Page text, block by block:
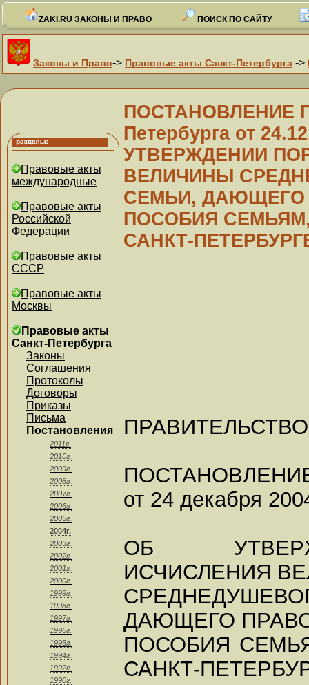
ZAKI.RU ЗАКОНЫ И ПРАВО ПОИСК ПО САЙТУ
Законы и Право-> Правовые акты Санкт-Петербурга ->
Правовые акты
международные
Правовые акты
Российской
Федерации
Правовые акты
СССР
Правовые акты
Москвы
Правовые акты
Санкт-Петербурга
Законы
Соглашения
Протоколы
Договоры
Приказы
Письма
Постановления
2011г.
2010г.
2009г.
2008г.
2007г.
2006г.
2005г.
2004г.
2003г.
2002г.
2001г.
2000г.
1999г.
1998г.
1997г.
1996г.
1995г.
1994г.
1992г.
1990г.
ПОСТАНОВЛЕНИЕ
Петербурга от
УТВЕРЖДЕНИИ
ВЕЛИЧИНЫ
СЕМЬИ, ДАЮЩЕГО
ПОСОБИЯ
САНКТ-
от 24 декабря
ОБ
ИСЧИСЛЕНИЯ
ДАЮЩЕГО
ПОСОБИЯ
САНКТ-